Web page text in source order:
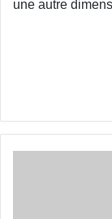
une autre